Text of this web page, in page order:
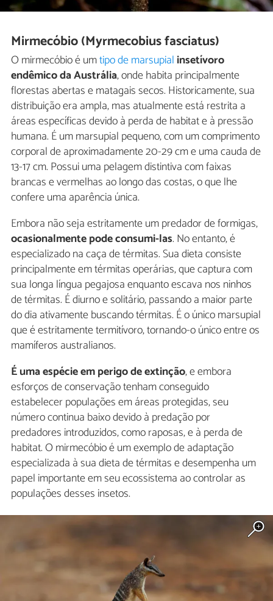
Mirmecóbio (Myrmecobius fasciatus)
O mirmecóbio é umtipo de marsupial insetívoro
endêmico da Austrália, onde habita principalmente
florestas abertas e matagais secos. Historicamente, sua
distribuição era ampla, mas atualmente está restrita a
áreas específicas devido à perda de habitat e à pressão
humana. É um marsupial pequeno, com um comprimento
corporal de aproximadamente 20-29 cm e uma cauda de
13-17 cm. Possui uma pelagem distintiva com faixas
brancas e vermelhas ao longo das costas, o que lhe
confere uma aparência única.
Embora não seja estritamente um predador de formigas,
ocasionalmente pode consumi-las. No entanto, é
especializado na caça de térmitas. Sua dieta consiste
principalmente em térmitas operárias, que captura com
sua longa língua pegajosa enquanto escava nos ninhos
de térmitas. É diurno e solitário, passando a maior parte
do dia ativamente buscando térmitas. É o único marsupial
que é estritamente termitívoro, tornando-o único entre os
mamíferos australianos.
É uma espécie em perigo de extinção, e embora
esforços de conservação tenham conseguido
estabelecer populações em áreas protegidas, seu
número continua baixo devido à predação por
predadores introduzidos, como raposas, e à perda de
habitat. O mirmecóbio é um exemplo de adaptação
especializada à sua dieta de térmitas e desempenha um
papel importante em seu ecossistema ao controlar as
populações desses insetos.